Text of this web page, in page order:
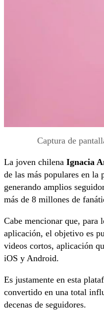
Captura de
La joven chilena Ignacia
de las más populares en la
generando amplios
más de 8 millones de
Cabe mencionar que, para
aplicación, el objetivo es
videos cortos, aplicación
iOS y Android.
Es justamente en esta
convertido en una total
decenas de seguidores.